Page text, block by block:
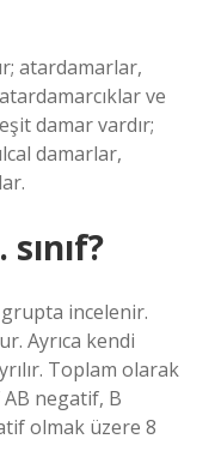
atardamarlar,
ve
damar vardır;
damarlar,
incelenir.
Ayrıca kendi
Toplam olarak
negatif, B
olmak üzere 8